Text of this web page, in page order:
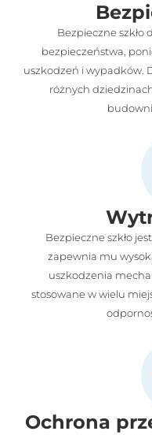
Bezpieczne
bezpieczeństwa,
uszkodzeń i wypadków.
różnych
Bezpieczne szkło
zapewnia mu
uszkodzenia
stosowane w wielu
Ochrona